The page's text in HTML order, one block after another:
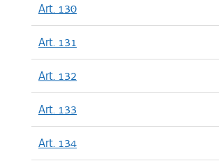
Art. 130
Art. 131
Art. 132
Art. 133
Art. 134